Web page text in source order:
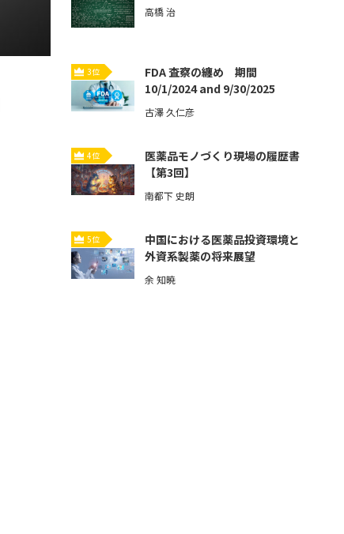
高橋 治
3位
FDA 査察の纏め 期間
10/1/2024 and 9/30/2025
古澤 久仁彦
4位
医薬品モノづくり現場の履歴書
【第3回】
南都下 史朗
5位
中国における医薬品投資環境と
外資系製薬の将来展望
余 知暁